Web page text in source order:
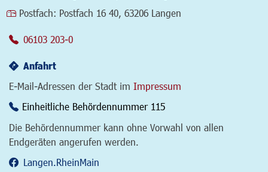
Postfach: Postfach 16 40, 63206 Langen
06103 203-0
Anfahrt
E-Mail-Adressen der Stadt im Impressum
Einheitliche Behördennummer 115
Die Behördennummer kann ohne Vorwahl von allen
Endgeräten angerufen werden.
Langen.RheinMain